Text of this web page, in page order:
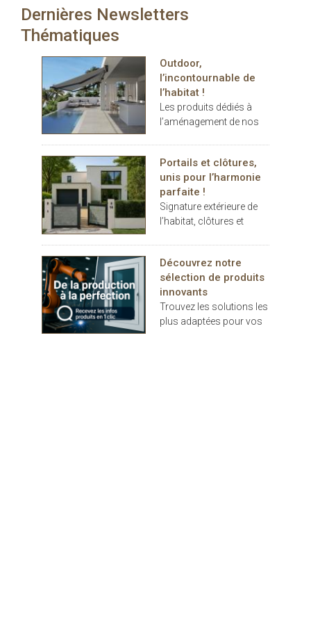
Chrome+ allie confort et
parmi les 5 coloris
disponibles en grande
largeur de 285 cm !
carport… les espaces
prolongements de
l’habitat. Dans ce
contexte, THERMOTOP®
s’impose comme un
partenaire clé pour
concevoir des espaces
de vie confortables,
esthétiques et durables,
dedans comme dehors.
Dernières Newsletters
Thématiques
Outdoor,
l’incontournable de
l’habitat !
Les produits dédiés à
l’aménagement de nos
des dernières années
comme des éléments
indispensables au
confort.
Portails et clôtures,
unis pour l’harmonie
parfaite !
Signature extérieure de
l’habitat, clôtures et
décoratifs, rivalisent
d’inspiration
Découvrez notre
sélection de produits
innovants
Trouvez les solutions les
plus adaptées pour vos